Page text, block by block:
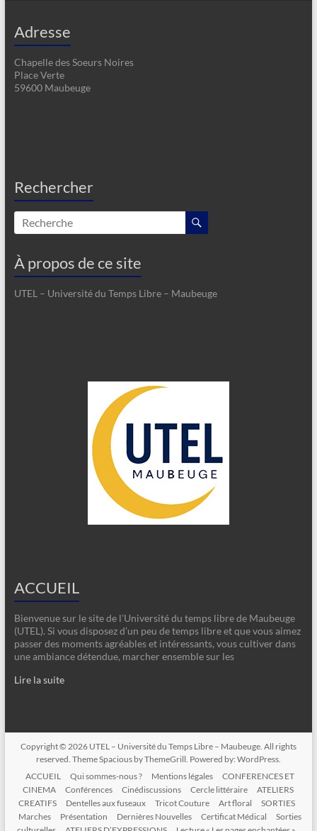
Adresse
Chapelle des Soeurs Noires
Place Verte
59600 Maubeuge
Rechercher
À propos de ce site
UTEL – Université du Temps Libre – Maubeuge
ACCUEIL
Bienvenue sur le site de l’Université du temps libre de Maubeuge
(UTEL). Si vous disposez d’un peu de temps libre et que vous aimez
passer des moments agréables et intéressants, vous cultiver dans
une ambiance détendue, marcher ensemble sur les
Lire la suite
Copyright © 2026 UTEL – Université du Temps Libre – Maubeuge. All rights
reserved. ThemeSpaciousby ThemeGrill. Powered by: WordPress.
ACCUEIL
Qui sommes-nous ? Mentions légales
CONFERENCES ET
CINEMA
Conférences Cinédiscussions Cercle littéraire
ATELIERS
CREATIFS
Dentelles aux fuseaux Tricot Couture Art floral
SORTIES
Marches
Présentation Dernières Nouvelles Certificat Médical
Sorties